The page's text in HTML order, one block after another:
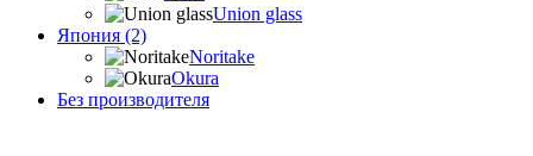
Union glass
Япония (2)
Noritake
Okura
Без производителя